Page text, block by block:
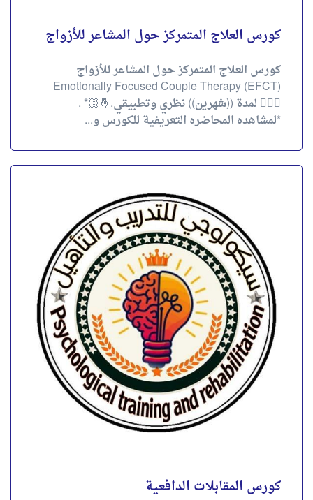
كورس العلاج المتمركز حول المشاعر للأزواج
كورس العلاج المتمركز حول المشاعر للأزواج
Emotionally Focused Couple Therapy (EFCT)
👩‍❤️‍👨 لمدة ((شهرين)) نظري وتطبيقي.🤞🏻* .
*لمشاهده المحاضره التعريفية للكورس و...
كورس المقابلات الدافعية
كورس المقابلات الدافعية
كورس المقابلات الدافعية Motivational Interviewing
💢 لمدة ((شهرين)) نظرى وتطبيقى👌🏻* . 🎥*لمشاهده
المحاضره التعريفية للكورس ولتقييم شرح المحاضر:-
👇* . 🔘أحياناً بيكون...
تقييم4.00
out of 5
احجز الآن